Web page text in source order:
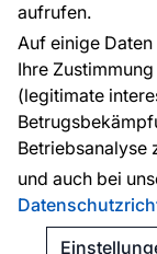
aufrufen.
Auf einige
Ihre
(legitimate
Betriebsanalyse
und auch bei
Zahlungsarten:
Die Zahlungen
© 2010 - 2026
Created:
Reklalink
Schutz